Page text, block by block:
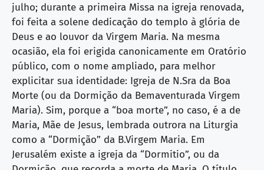
julho; durante a primeira Missa na igreja renovada,
foi feita a solene dedicação do templo à glória de
Deus e ao louvor da Virgem Maria. Na mesma
ocasião, ela foi erigida canonicamente em Oratório
público, com o nome ampliado, para melhor
explicitar sua identidade: Igreja de N.Sra da Boa
Morte (ou da Dormição da Bemaventurada Virgem
Maria). Sim, porque a “boa morte”, no caso, é a de
Maria, Mãe de Jesus, lembrada outrora na Liturgia
como a “Dormição” da B.Virgem Maria. Em
Jerusalém existe a igreja da “Dormitio”, ou da